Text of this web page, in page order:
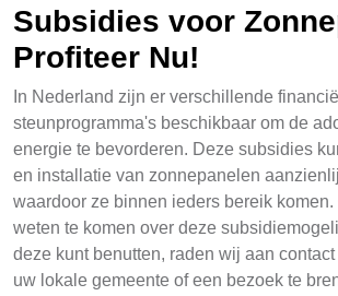
Subsidies voor
Profiteer Nu!
In Nederland zijn er verschillende
steunprogramma's beschikbaar om de
energie te bevorderen. Deze subsidies
en installatie van zonnepanelen
waardoor ze binnen ieders bereik komen.
weten te komen over deze
deze kunt benutten, raden wij aan
uw lokale gemeente of een bezoek te